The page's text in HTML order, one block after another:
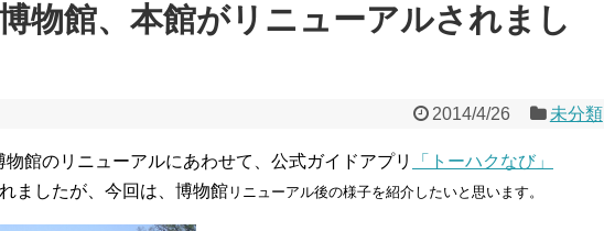
物館、本館がリニューアルされまし
2014/4/26 未分類
物館のリニューアルにあわせて、公式ガイドアプリ
「トーハクなび」
ましたが、今回は、博物館 リニューアル後の様子を紹介したいと思います。